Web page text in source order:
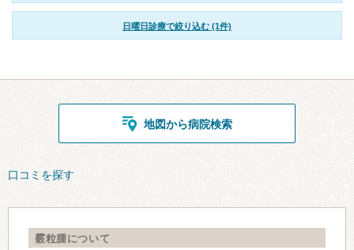
日曜日診療で絞り込む (1件)
地図から病院検索
口コミを探す
霰粒腫について